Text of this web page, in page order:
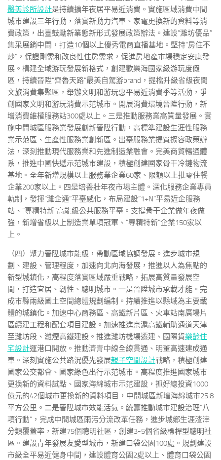
醫美診所設計是持續擴年夜居平易近消費。實施區域消費中間
城市建設三年行動，落實新動力汽車、家電更換新的資料等消
費政策，出臺鼓勵新業態新形式發展政策辦法。建設“濰坊優品”
集采展銷中間，打造10個以上優秀電商直播基地。堅持“房住不
炒”，保證剛需和改良性住房需求，促進房地產市場穩定安康發
展。構建全域游玩發展新格式，創建歡樂海國家級游玩度假
區，持續晉陞“齊魯天路”最美自駕游brand，提檔升級省級夜間
文旅消費集聚區，舉辦文明和游玩惠平易近消費季等活動，爭
創國家文明和游玩消費示范城市。開展消費環境晉陞行動，新
增消費維權服務站300處以上。三是推動服務業高質量發展。實
施中間城區服務業發展創新晉陞行動，高標準建設生涯性服務
業示范區、生產性服務業創新區。出臺服務業提質擴容政策辦
法，深刻推動現代服務業和先進制造業融會。完美商貿暢通體
系，推進中國快遞示范城市建設，積極創建國家骨干冷鏈物流
基地。全年新增規模以上服務業企業60家、限額以上批零住餐
企業200家以上。四是培養壯年夜市場主體。深化服務企業專員
軌制，發揮“濰企通”平臺感化，布局建設“1+N”平易近企服務
站、“專精特新”高能級公共服務平臺。支撐骨干企業做年夜做
強，新增省級以上制造業單項冠軍、“專精特新”企業150家以
上。
（四）聚力晉陞城市能級，帶動區域協調發展。進步城市規
劃、建設、管理程度，加速向北向海發展，推進以人為焦點的
新型城鎮化，高程度落實區域嚴重戰略，拓展高質量發展空
間，打造宜居、韌性、聰明城市。一是晉陞城市承載才能。完
成市縣兩級國土空間總體規劃編制。持續推進以縣域為主要載
體的城鎮化。加速中心商務區、高鐵新片區、火車站南廣場片
區續建工程和配套項目建設。加速推進京滬高鐵輔助通道天津
至濰坊段、濰煙高鐵建設。推進濰坊機場遷建、國際貨樂齡住
宅設計運港口開放。推動濟青中線全線貫通、明董高速建成通
車。深刻實施公共路況優先發展親子空間設計戰略，積極創建
國家公交都會、國家綠色出行示范城市。高程度推進國家城市
更換新的資料試點、國家海綿城市示范建設，抓好總投資1000
億元的42個城市更換新的資料項目，中間城區新增海綿城市25.8
平方公里。二是晉陞城市效能活氣。統籌推動城市建設治理“八
項行動”，完成中間城區雨污分流改革任務，進步城鄉生涯渣滓
分類覆蓋率，新建75個聰明社區，創建3-5個省級標桿型聰明社
區。建設青年發展友愛型城市，新建口袋公園100處。規劃建設
市級全平易近健身中間，建設體育公園2處以上、體育口袋公園